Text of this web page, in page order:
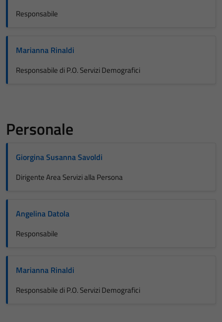
Responsabile
Marianna Rinaldi
Responsabile di P.O. Servizi Demografici
Personale
Giorgina Susanna Savoldi
Dirigente Area Servizi alla Persona
Angelina Datola
Responsabile
Marianna Rinaldi
Responsabile di P.O. Servizi Demografici